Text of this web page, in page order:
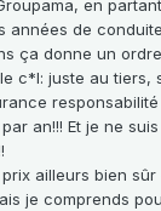
en
années de
ça donne un
c*l: juste au tiers,
an!!! Et je ne
ailleurs bien
je comprends